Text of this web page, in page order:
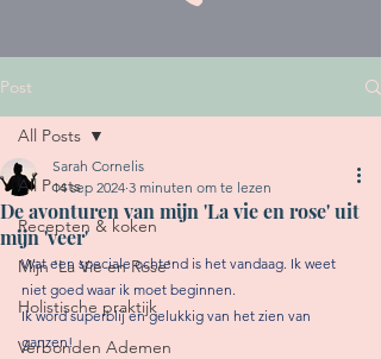
Post
All Posts
Recepten & koken
Mijn 'La Vie en Rose'
Holistische praktijk
Verbonden Ademen
All Posts
De avonturen van mijn 'La vie en rose' uit
mijn 'veer'
Sarah Cornelis
14 sep 2024 3 minuten om te lezen
Wat een speciale ochtend is het vandaag. Ik weet
niet goed waar ik moet beginnen.
Ik word superblij en gelukkig van het zien van
ganzen!